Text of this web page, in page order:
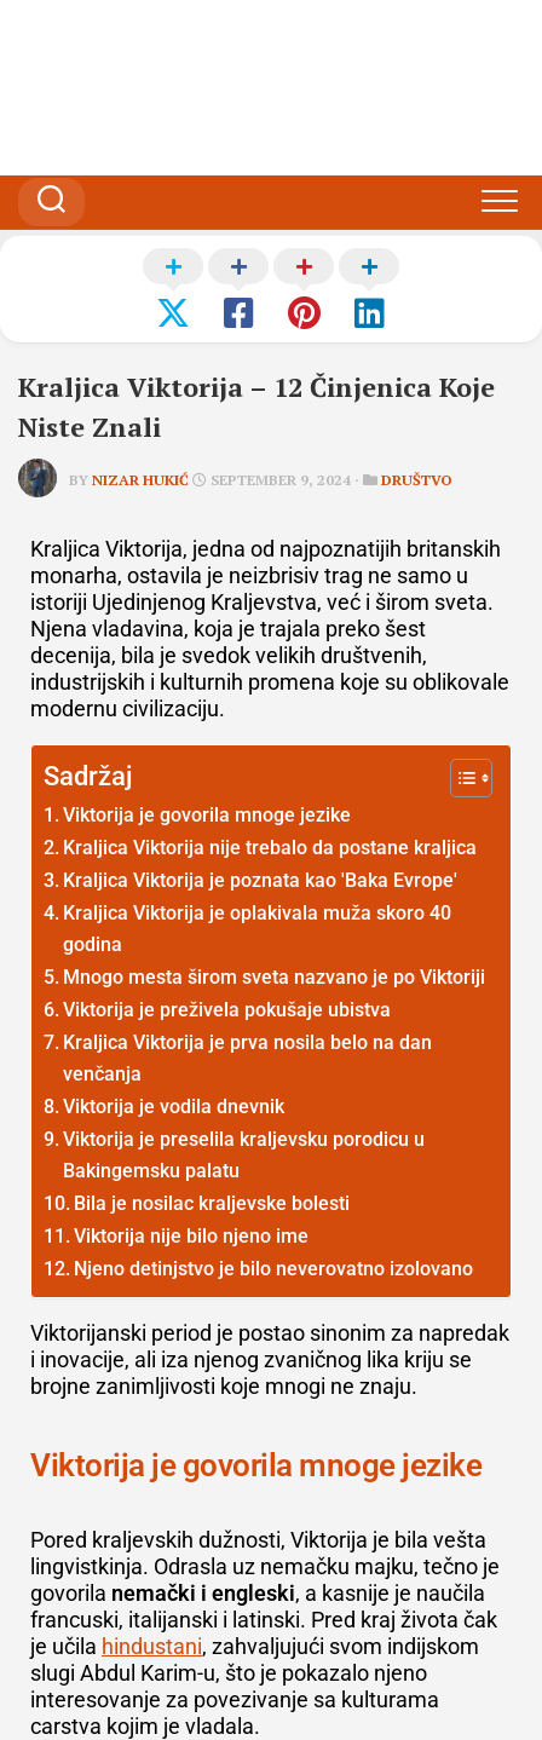
Kraljica Viktorija – 12 Činjenica Koje
Niste Znali
BY NIZAR HUKIĆ SEPTEMBER 9, 2024 · DRUŠTVO
Kraljica Viktorija, jedna od najpoznatijih britanskih
monarha, ostavila je neizbrisiv trag ne samo u
istoriji Ujedinjenog Kraljevstva, već i širom sveta.
Njena vladavina, koja je trajala preko šest
decenija, bila je svedok velikih društvenih,
industrijskih i kulturnih promena koje su oblikovale
modernu civilizaciju.
Sadržaj
Viktorija je govorila mnoge jezike
Kraljica Viktorija nije trebalo da postane kraljica
Kraljica Viktorija je poznata kao 'Baka Evrope'
Kraljica Viktorija je oplakivala muža skoro 40
godina
Mnogo mesta širom sveta nazvano je po Viktoriji
Viktorija je preživela pokušaje ubistva
Kraljica Viktorija je prva nosila belo na dan
venčanja
Viktorija je vodila dnevnik
Viktorija je preselila kraljevsku porodicu u
Bakingemsku palatu
Bila je nosilac kraljevske bolesti
Viktorija nije bilo njeno ime
Njeno detinjstvo je bilo neverovatno izolovano
Viktorijanski period je postao sinonim za napredak
i inovacije, ali iza njenog zvaničnog lika kriju se
brojne zanimljivosti koje mnogi ne znaju.
Viktorija je govorila mnoge jezike
Pored kraljevskih dužnosti, Viktorija je bila vešta
lingvistkinja. Odrasla uz nemačku majku, tečno je
govorila nemački i engleski, a kasnije je naučila
francuski, italijanski i latinski. Pred kraj života čak
je učila hindustani, zahvaljujući svom indijskom
slugi Abdul Karim-u, što je pokazalo njeno
interesovanje za povezivanje sa kulturama
carstva kojim je vladala.